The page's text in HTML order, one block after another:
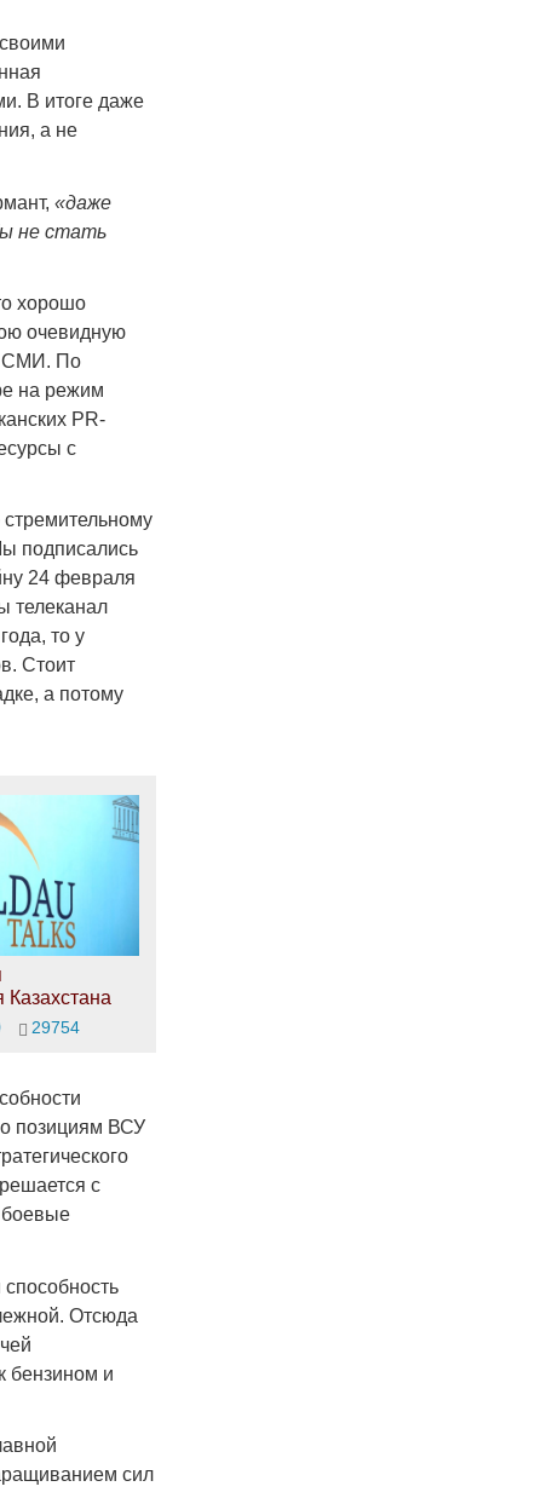
В итоге даже
а не
«даже
не стать
хорошо
очевидную
СМИ. По
на режим
PR-
с
подписались
24 февраля
телеканал
то у
Стоит
а потому
Казахстана
29754
позициям ВСУ
с
боевые
Отсюда
бензином и
сил